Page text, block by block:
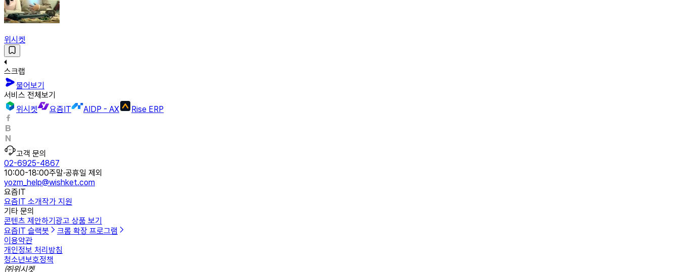
위시켓
스크랩
물어보기
서비스 전체보기
위시켓
요즘IT AIDP - AX Rise ERP
고객 문의
02-6925-4867
10:00-18:00주말·공휴일 제외
yozm_help@wishket.com
요즘IT
요즘IT 소개작가 지원
기타 문의
콘텐츠 제안하기 광고 상품 보기
요즘IT 슬랙봇
크롬 확장 프로그램
이용약관
개인정보 처리방침
청소년보호정책
㈜위시켓